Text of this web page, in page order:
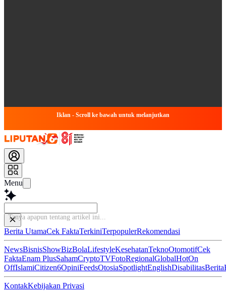
Iklan - Scroll ke bawah untuk melanjutkan
Menu
Tanya a
Berita UtamaCek FaktaTerkiniTerpopulerRekomendasi
NewsBisnisShowBizBolaLifestyleKesehatanTeknoOtomotifCek
FaktaEnam PlusSahamCryptoTVFotoRegionalGlobalHotOn
OffIslamiCitizen6OpiniFeedsOtosiaSpotlightEnglishDisabilitasBerita
KontakKebijakan Privasi